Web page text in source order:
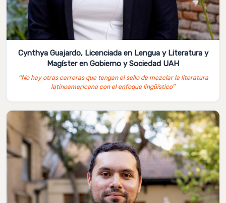
Cynthya Guajardo, Licenciada en Lengua y Literatura y
Magíster en Gobierno y Sociedad UAH
“No hay otras carreras que tengan el sello de mezclar la literatura
latinoamericana con el enfoque lingüístico”